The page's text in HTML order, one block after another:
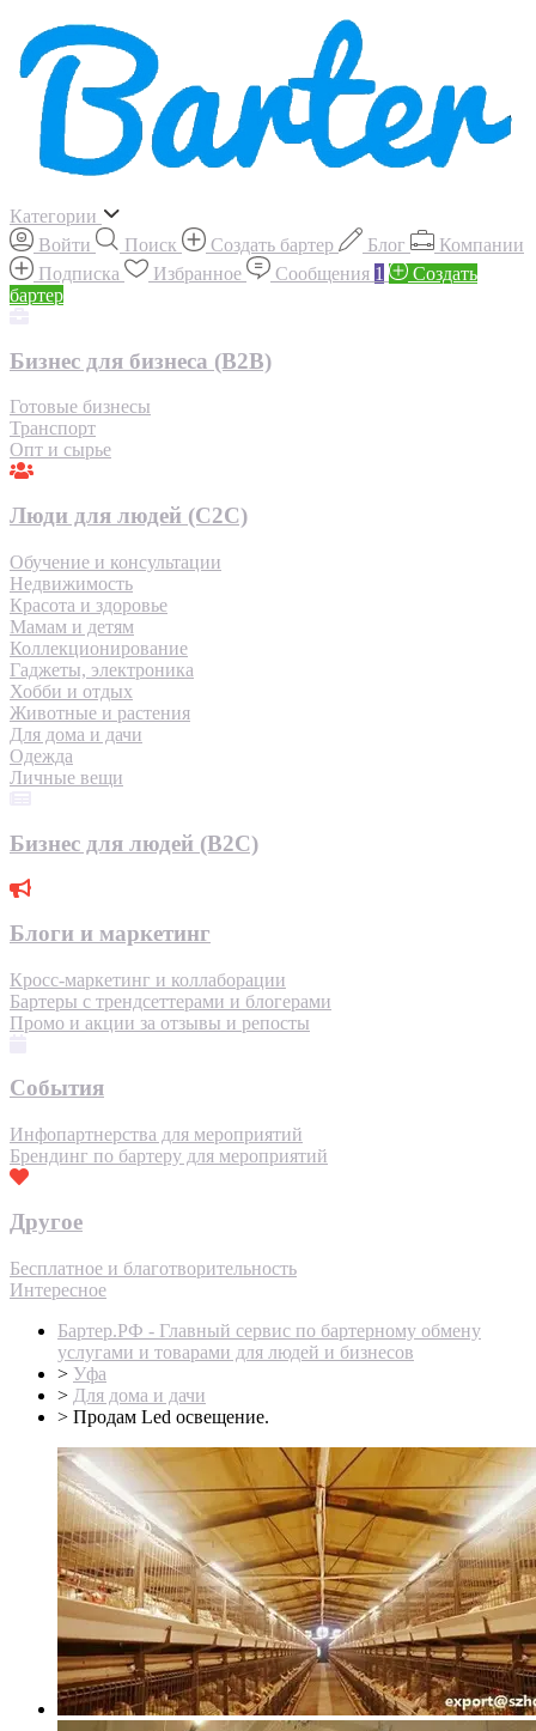
Категории
Войти
Поиск Создать бартер Блог
Компании
Подписка
Избранное Сообщения 1
Создать
бартер
Бизнес для бизнеса (B2B)
Готовые бизнесы
Транспорт
Опт и сырье
Люди для людей (С2С)
Обучение и консультации
Недвижимость
Красота и здоровье
Мамам и детям
Коллекционирование
Гаджеты, электроника
Хобби и отдых
Животные и растения
Для дома и дачи
Одежда
Личные вещи
Бизнес для людей (B2C)
Блоги и маркетинг
Кросс-маркетинг и коллаборации
Бартеры с трендсеттерами и блогерами
Промо и акции за отзывы и репосты
События
Инфопартнерства для мероприятий
Брендинг по бартеру для мероприятий
Другое
Бесплатное и благотворительность
Интересное
Бартер.РФ - Главный сервис по бартерному обмену
услугами и товарами для людей и бизнесов
> Уфа
> Для дома и дачи
> Продам Led освещение.